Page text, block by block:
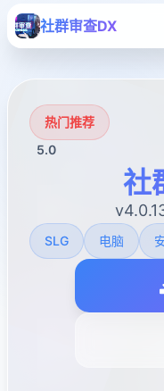
社群审查DX
热门推荐
5.0
社
SLG 电脑